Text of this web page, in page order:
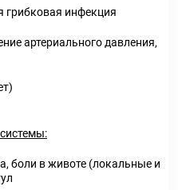
грибковая инфекция
артериального давления,
боли в животе (локальные и